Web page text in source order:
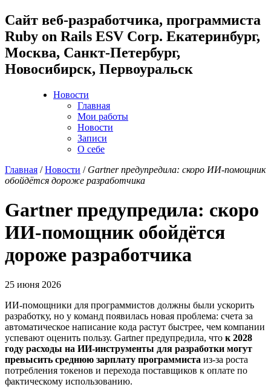
Cайт веб-разработчика, программиста
Ruby on Rails ESV Corp. Екатеринбург,
Москва, Санкт-Петербург,
Новосибирск, Первоуральск
Новости
Главная
Мои работы
Новости
Записи
О себе
Главная /Новости / Gartner предупредила: скоро ИИ-помощник
обойдётся дороже разработчика
Gartner предупредила: скоро
ИИ-помощник обойдётся
дороже разработчика
25 июня 2026
ИИ-помощники для программистов должны были ускорить
разработку, но у команд появилась новая проблема: счета за
автоматическое написание кода растут быстрее, чем компании
успевают оценить пользу. Gartner предупредила, что к 2028
году расходы на ИИ-инструменты для разработки могут
превысить среднюю зарплату программиста из-за роста
потребления токенов и перехода поставщиков к оплате по
фактическому использованию.